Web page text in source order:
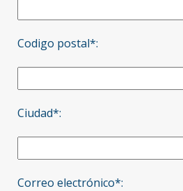
Codigo postal*:
Ciudad*:
Correo electrónico*: